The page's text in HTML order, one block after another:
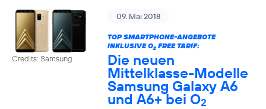
Credits: Samsung
09. Mai 2018
TOP SMARTPHONE-ANGEBOTE
INKLUSIVE O2FREE TARIF:
Die neuen
Mittelklasse-Modelle
Samsung Galaxy A6
und A6+ bei O2